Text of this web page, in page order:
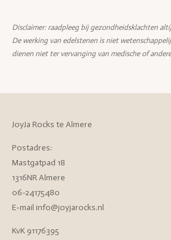
Disclaimer: raadpleeg bij gezondheidsklachten
De werking van edelstenen is niet
dienen niet ter vervanging van medische of
JoyJa Rocks te Almere
Postadres:
Mastgatpad 18
1316NR Almere
06-24175480
E-mail info@joyjarocks.nl
KvK 91176395